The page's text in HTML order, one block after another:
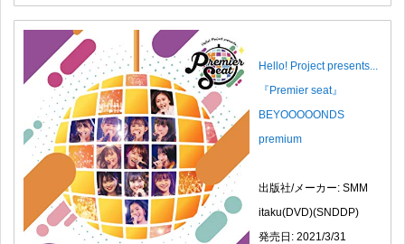
Hello! Project presents...
『Premier seat』
BEYOOOOONDS
premium
出版社/メーカー: SMM
itaku(DVD)(SNDDP)
発売日: 2021/3/31